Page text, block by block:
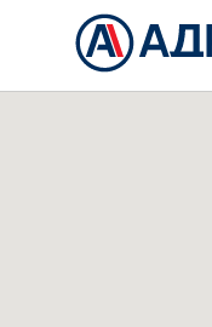
Начало